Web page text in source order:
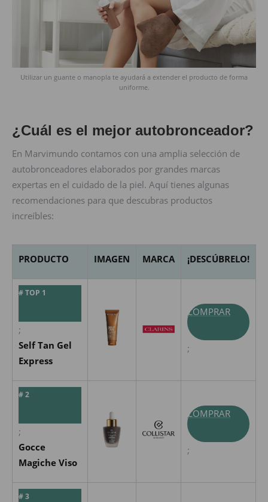
Utilizar un guante o manopla te ayudará a extender el producto de forma
uniforme.
¿Cuál es el mejor autobronceador?
En Marvimundo contamos con una amplia selección de
autobronceadores elaborados por grandes marcas
expertas en el cuidado de la piel. Aquí tienes algunas
recomendaciones para que descubras productos
increíbles:
PRODUCTO IMAGEN MARCA ¡DESCÚBRELO!
# TOP 1
;
Self Tan Gel
Express
COMPRAR
;
# 2
;
Gocce
Magiche Viso
COMPRAR
;
# 3